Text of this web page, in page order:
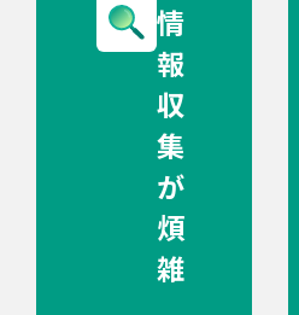
情
報
収
集
が
煩
雑